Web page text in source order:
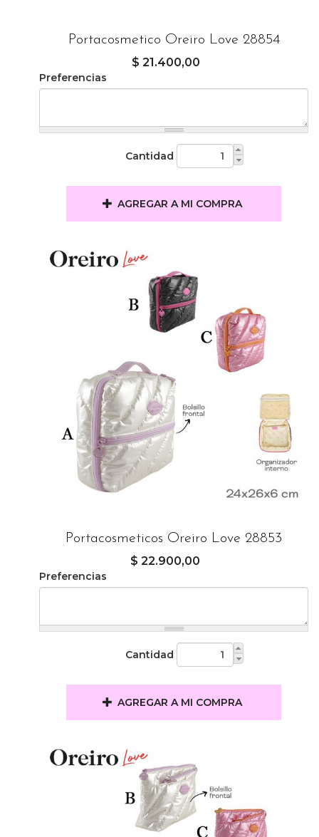
Portacosmetico Oreiro Love 28854
$ 21.400,00
Preferencias
Cantidad
AGREGAR A MI COMPRA
Portacosmeticos Oreiro Love 28853
$ 22.900,00
Preferencias
Cantidad
AGREGAR A MI COMPRA